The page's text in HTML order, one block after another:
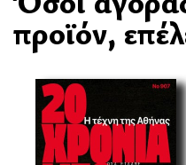
προϊόν,